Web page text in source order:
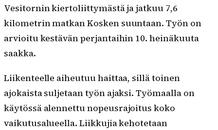
Vesitornin kiertoliittymästä ja jatkuu 7,6
kilometrin matkan Kosken suuntaan. Työn on
arvioitu kestävän perjantaihin 10. heinäkuuta
saakka.
Liikenteelle aiheutuu haittaa, sillä toinen
ajokaista suljetaan työn ajaksi. Työmaalla on
käytössä alennettu nopeusrajoitus koko
vaikutusalueella. Liikkujia kehotetaan